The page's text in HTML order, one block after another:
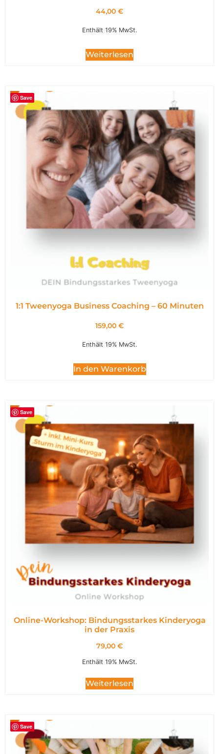
44,00 €
Enthält 19% MwSt.
Weiterlesen
Save
1:1 Tweenyoga Business Coaching – 60 Minuten
159,00 €
Enthält 19% MwSt.
In den Warenkorb
Save
Online-Workshop: Bindungsstarkes Kinderyoga
in der Praxis
79,00 €
Enthält 19% MwSt.
Weiterlesen
Save